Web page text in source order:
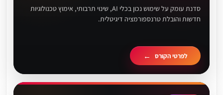
סדנת עומק על שימוש נכון בכלי AI, שינוי תרבותי, אימוץ טכנולוגיות
חדשות והובלת טרנספורמציה דיגיטלית.
לפרטי הקורס